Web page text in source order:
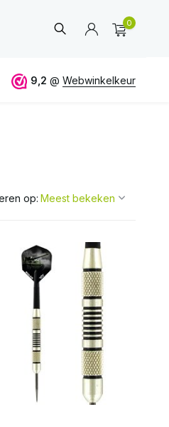
0
vanaf 50€ ALTIJDeerlijk
9,2 @ Webwinkelkeur
op: